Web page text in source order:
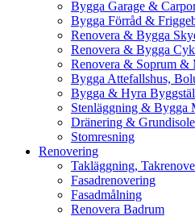
Bygga Garage &
Bygga Förråd &
Renovera & Bygga
Renovera & Bygga
Renovera & Soprum &
Bygga Attefallshus,
Bygga & Hyra
Stenläggning & Bygga
Dränering &
Stomresning
Renovering
Takläggning,
Fasadrenovering
Fasadmålning
Renovera Badrum